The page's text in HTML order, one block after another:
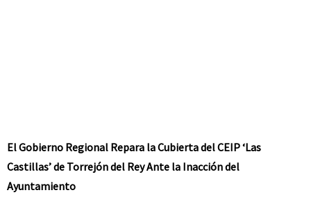
El Gobierno Regional Repara la Cubierta del CEIP ‘Las
Castillas’ de Torrejón del Rey Ante la Inacción del
Ayuntamiento